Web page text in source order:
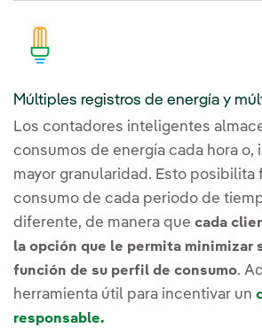
Múltiples registros de energía y
Los contadores inteligentes
consumos de energía cada hora o,
mayor granularidad. Esto posibilita
consumo de cada periodo de
diferente, de manera que cada
la opción que le permita minimizar
función de su perfil de consumo.
herramienta útil para incentivar un
responsable.